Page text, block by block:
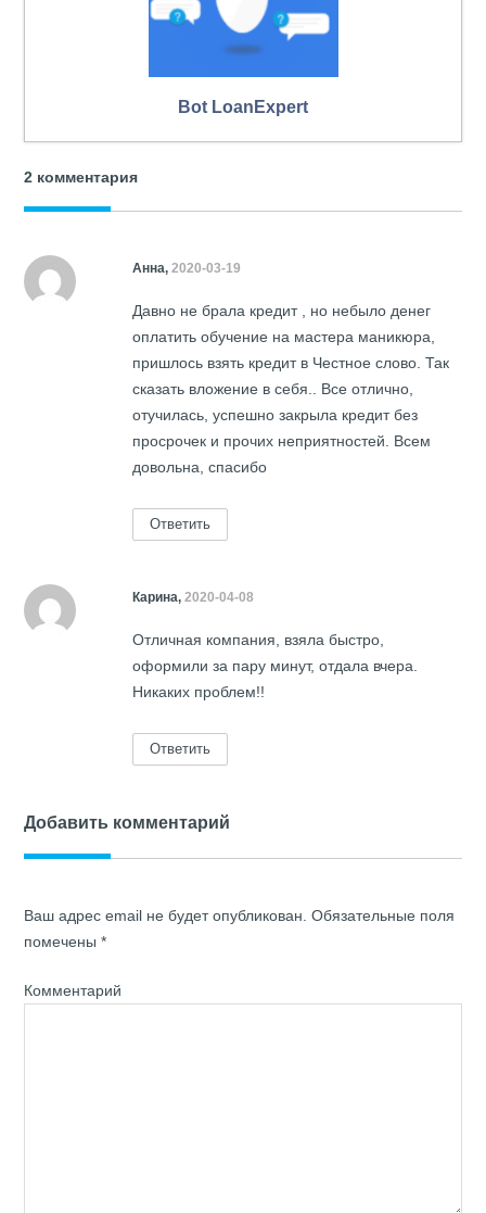
Bot LoanExpert
2 комментария
Анна,2020-03-19
Давно не брала кредит , но небыло денег
оплатить обучение на мастера маникюра,
пришлось взять кредит в Честное слово. Так
сказать вложение в себя.. Все отлично,
отучилась, успешно закрыла кредит без
просрочек и прочих неприятностей. Всем
довольна, спасибо
Ответить
Карина,2020-04-08
Отличная компания, взяла быстро,
оформили за пару минут, отдала вчера.
Никаких проблем!!
Ответить
Добавить комментарий
Ваш адрес email не будет опубликован. Обязательные поля
помечены*
Комментарий